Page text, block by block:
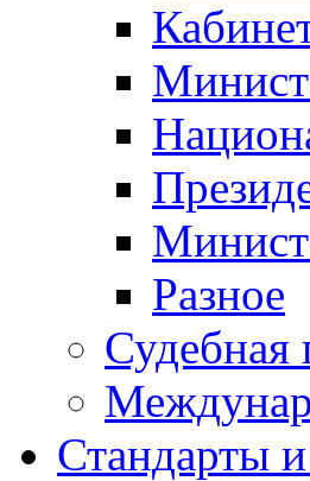
Разное
Судебная
Стандарты